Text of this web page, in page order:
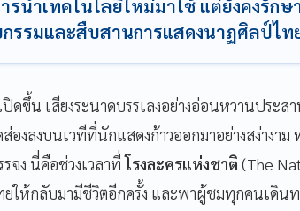
รนำเทคโนโลยีใหม่มาใช้ แต่ยังคงรัก
รรมและสืบสานการแสดงนาฏศิลป์ไท
ปิดขึ้น เสียงระนาดบรรเลงอย่างอ่อนหวานปร
องลงบนเวทีที่นักแสดงก้าวออกมาอย่างสง่างาม
จง นี่คือช่วงเวลาที่โรงละครแห่งชาติ (The
ยให้กลับมามีชีวิตอีกครั้ง และพาผู้ชมทุกคนเดิน